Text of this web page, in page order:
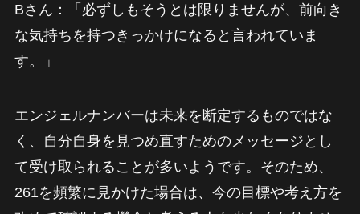
Bさん：「必ずしもそうとは限りませんが、前向き
な気持ちを持つきっかけになると言われていま
す。」
エンジェルナンバーは未来を断定するものではな
く、自分自身を見つめ直すためのメッセージとし
て受け取られることが多いようです。そのため、
261を頻繁に見かけた場合は、今の目標や考え方を